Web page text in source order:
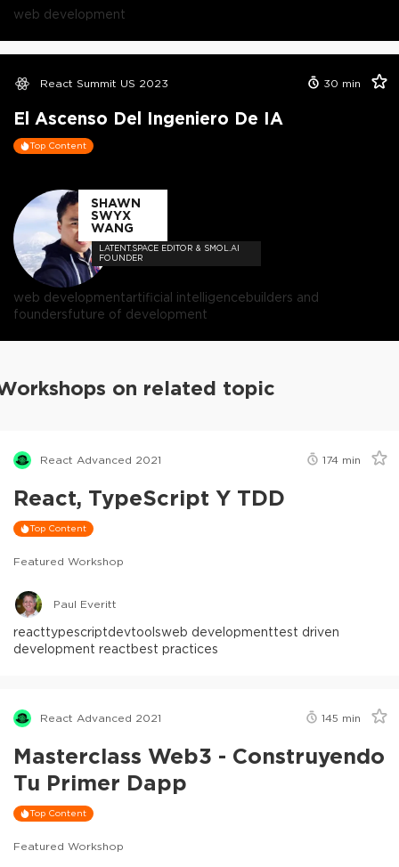
web development
React Summit US 2023 30 min
El Ascenso Del Ingeniero De IA
Top Content
SHAWN
SWYX
WANG
LATENT.SPACE EDITOR & SMOL.AI
FOUNDER
web developmentartificial intelligencebuilders and
foundersfuture of development
on related topic
React Advanced 2021 174 min
React, TypeScript Y TDD
Top Content
Featured Workshop
Paul Everitt
reacttypescriptdevtoolsweb developmenttest driven
development reactbest practices
React Advanced 2021 145 min
Masterclass Web3 - Construyendo
Tu Primer Dapp
Top Content
Featured Workshop